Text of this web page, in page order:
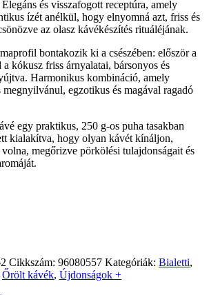
és visszafogott receptúra, amely
ízét anélkül, hogy elnyomná azt, friss és
az olasz kávékészítés rituáléjának.
bontakozik ki a csészében: először a
kókusz friss árnyalatai, bársonyos és
Harmonikus kombináció, amely
megnyilvánul, egzotikus és magával ragadó
egy praktikus, 250 g-os puha tasakban
kialakítva, hogy olyan kávét kínáljon,
megőrizve pörkölési tulajdonságait és
Cikkszám: 96080557 Kategóriák: Bialetti,
Őrölt kávék, Újdonságok +